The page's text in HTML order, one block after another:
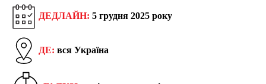
ДЕДЛАЙН: 5 грудня 2025 року
ДЕ: вся Україна